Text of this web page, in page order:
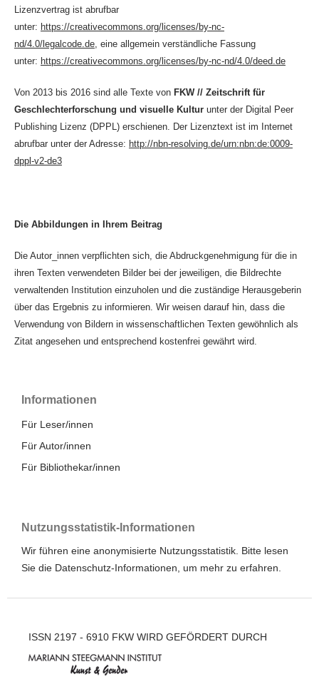
Lizenzvertrag ist abrufbar
unter: https://creativecommons.org/licenses/by-nc-
nd/4.0/legalcode.de, eine allgemein verständliche Fassung
unter: https://creativecommons.org/licenses/by-nc-nd/4.0/deed.de
Von 2013 bis 2016 sind alle Texte von FKW // Zeitschrift für
Geschlechterforschung und visuelle Kulturunter der Digital Peer
Publishing Lizenz (DPPL) erschienen. Der Lizenztext ist im Internet
abrufbar unter der Adresse: http://nbn-resolving.de/urn:nbn:de:0009-
dppl-v2-de3
Die Abbildungen in Ihrem Beitrag
Die Autor_innen verpflichten sich, die Abdruckgenehmigung für die in
ihren Texten verwendeten Bilder bei der jeweiligen, die Bildrechte
verwaltenden Institution einzuholen und die zuständige Herausgeberin
über das Ergebnis zu informieren. Wir weisen darauf hin, dass die
Verwendung von Bildern in wissenschaftlichen Texten gewöhnlich als
Zitat angesehen und entsprechend kostenfrei gewährt wird.
Informationen
Für Leser/innen
Für Autor/innen
Für Bibliothekar/innen
Nutzungsstatistik-Informationen
Wir führen eine anonymisierte Nutzungsstatistik. Bitte lesen
Sie die Datenschutz-Informationen, um mehr zu erfahren.
ISSN 2197 - 6910 FKW WIRD GEFÖRDERT DURCH